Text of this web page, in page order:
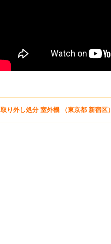
取り外し処分 室外機 （東京都 新宿区）